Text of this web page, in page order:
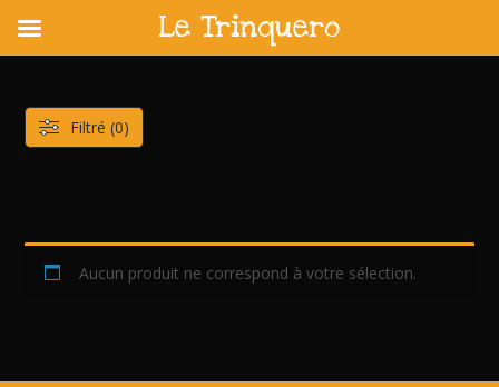
content
Aucun produit ne correspond à votre sélection.
Filtré (0)
Le Trinquero